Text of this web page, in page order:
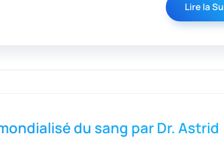
Lire la
du sang par Dr. Astrid